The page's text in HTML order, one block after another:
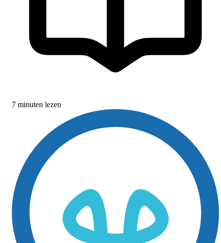
7 minuten lezen